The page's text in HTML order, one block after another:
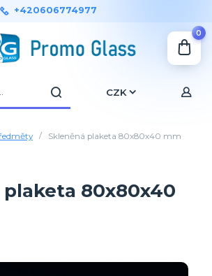
CZK
+420606774977
0
Skleněná plaketa 80x80x40 mm
plaketa 80x80x40